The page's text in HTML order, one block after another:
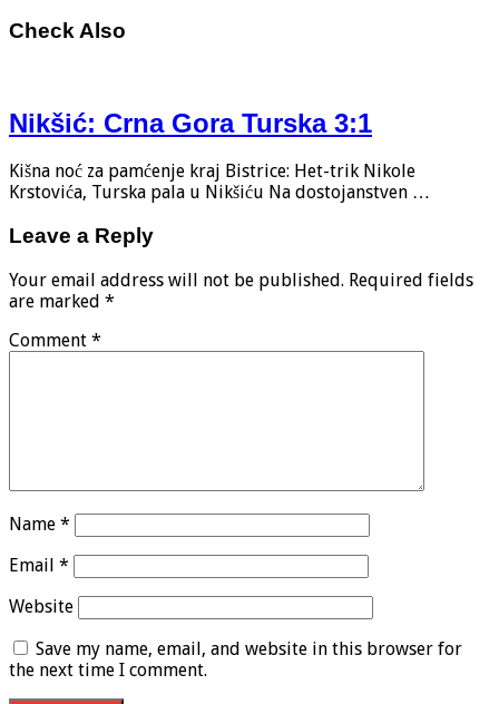
Check Also
Nikšić: Crna Gora Turska 3:1
Kišna noć za pamćenje kraj Bistrice: Het-trik Nikole
Krstovića, Turska pala u Nikšiću Na dostojanstven …
Leave a Reply
Your email address will not be published. Required fields
are marked *
Comment *
Name *
Email *
Website
Save my name, email, and website in this browser for
the next time I comment.